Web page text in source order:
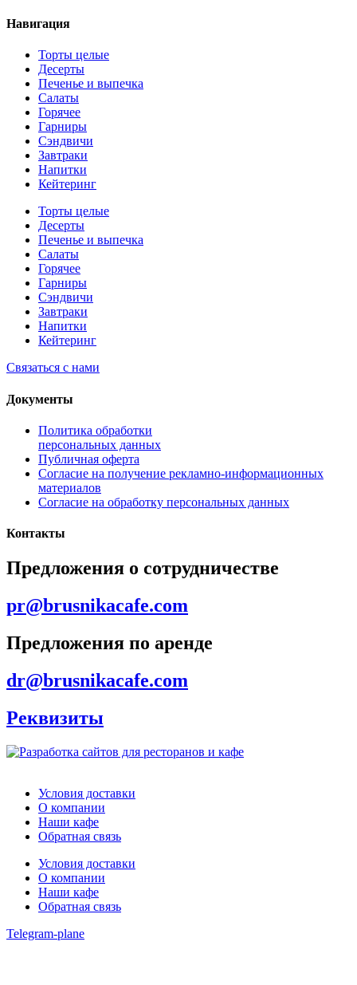
Навигация
Торты целые
Десерты
Печенье и выпечка
Салаты
Горячее
Гарниры
Сэндвичи
Завтраки
Напитки
Кейтеринг
Торты целые
Десерты
Печенье и выпечка
Салаты
Горячее
Гарниры
Сэндвичи
Завтраки
Напитки
Кейтеринг
Связаться с нами
Документы
Политика обработки
персональных данных
Публичная оферта
Согласие на получение рекламно-информационных
материалов
Согласие на обработку персональных данных
Контакты
Предложения о сотрудничестве
pr@brusnikacafe.com
Предложения по аренде
dr@brusnikacafe.com
Реквизиты
Условия доставки
О компании
Наши кафе
Обратная связь
Условия доставки
О компании
Наши кафе
Обратная связь
Telegram-plane